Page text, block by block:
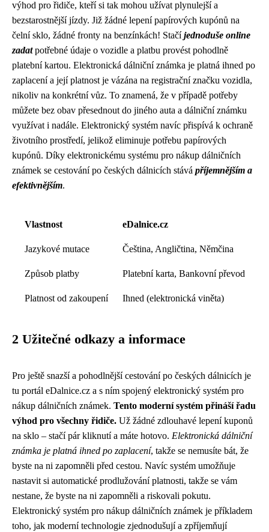
výhod pro řidiče, kteří si tak mohou užívat plynulejší a
bezstarostnější jízdy. Již žádné lepení papírových kupónů na
čelní sklo, žádné fronty na benzínkách! Stačíjednoduše online
zadatpotřebné údaje o vozidle a platbu provést pohodlně
platební kartou. Elektronická dálniční známka je platná ihned po
zaplacení a její platnost je vázána na registrační značku vozidla,
nikoliv na konkrétní vůz. To znamená, že v případě potřeby
můžete bez obav přesednout do jiného auta a dálniční známku
využívat i nadále. Elektronický systém navíc přispívá k ochraně
životního prostředí, jelikož eliminuje potřebu papírových
kupónů. Díky elektronickému systému pro nákup dálničních
známek se cestování po českých dálnicích stává příjemnějším a
efektivnějším.
Vlastnost eDalnice.cz
Jazykové mutace Čeština, Angličtina, Němčina
Způsob platby Platební karta, Bankovní převod
Platnost od zakoupení Ihned (elektronická viněta)
2 Užitečné odkazy a informace
Pro ještě snazší a pohodlnější cestování po českých dálnicích je
tu portál eDalnice.cz a s ním spojený elektronický systém pro
nákup dálničních známek. Tento moderní systém přináší řadu
výhod pro všechny řidiče. Už žádné zdlouhavé lepení kuponů
na sklo – stačí pár kliknutí a máte hotovo. Elektronická dálniční
známka je platná ihned po zaplacení, takže se nemusíte bát, že
byste na ni zapomněli před cestou. Navíc systém umožňuje
nastavit si automatické prodlužování platnosti, takže se vám
nestane, že byste na ni zapomněli a riskovali pokutu.
Elektronický systém pro nákup dálničních známek je příkladem
toho, jak moderní technologie zjednodušují a zpříjemňují